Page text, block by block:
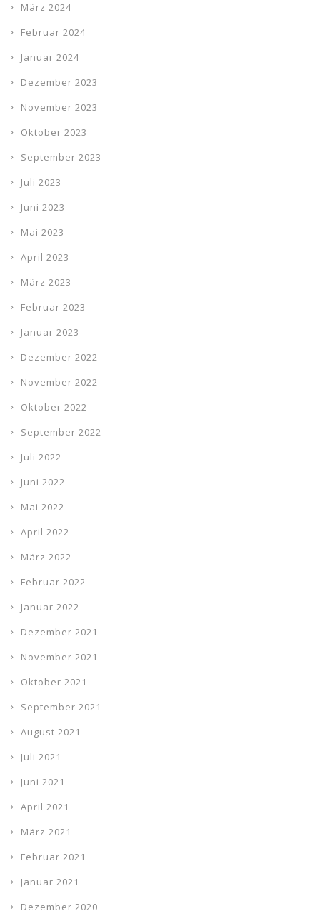
März 2024
Februar 2024
Januar 2024
Dezember 2023
November 2023
Oktober 2023
September 2023
Juli 2023
Juni 2023
Mai 2023
April 2023
März 2023
Februar 2023
Januar 2023
Dezember 2022
November 2022
Oktober 2022
September 2022
Juli 2022
Juni 2022
Mai 2022
April 2022
März 2022
Februar 2022
Januar 2022
Dezember 2021
November 2021
Oktober 2021
September 2021
August 2021
Juli 2021
Juni 2021
April 2021
März 2021
Februar 2021
Januar 2021
Dezember 2020